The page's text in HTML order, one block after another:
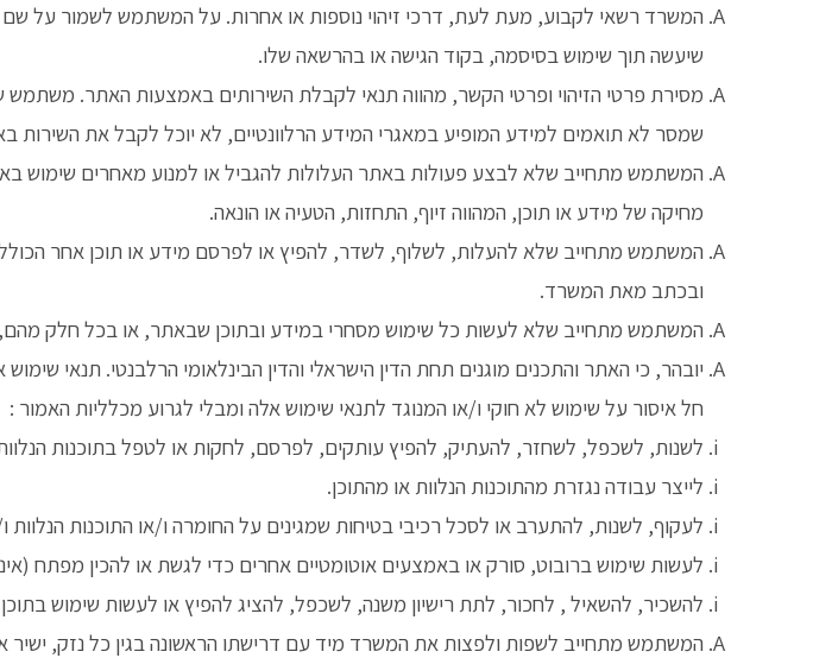
המשרד רשאי לקבוע, מעת לעת, דרכי זיהוי נוספות או אחרות. על המשתמש לשמור על
שיעשה תוך שימוש בסיסמה, בקוד הגישה או בהרשאה שלו.
מסירת פרטי הזיהוי ופרטי הקשר, מהווה תנאי לקבלת השירותים באמצעות האתר. משתמש
שמסר לא תואמים למידע המופיע במאגרי המידע הרלוונטיים, לא יוכל לקבל את השירות
המשתמש מתחייב שלא לבצע פעולות באתר העלולות להגביל או למנוע מאחרים שימוש
מחיקה של מידע או תוכן, המהווה זיוף, התחזות, הטעיה או הונאה.
המשתמש מתחייב שלא להעלות, לשלוף, לשדר, להפיץ או לפרסם מידע או תוכן אחר
ובכתב מאת המשרד.
המשתמש מתחייב שלא לעשות כל שימוש מסחרי במידע ובתוכן שבאתר, או בכל חלק
יובהר, כי האתר והתכנים מוגנים תחת הדין הישראלי והדין הבינלאומי הרלבנטי. תנאי
חל איסור על שימוש לא חוקי ו/או המנוגד לתנאי שימוש אלה ומבלי לגרוע מכלליות האמור :
לשנות, לשכפל, לשחזר, להעתיק, להפיץ עותקים, לפרסם, לחקות או לטפל בתוכנות
לייצר עבודה נגזרת מהתוכנות הנלוות או מהתוכן.
לעקוף, לשנות, להתערב או לסכל רכיבי בטיחות שמגינים על החומרה ו/או התוכנות הנלוות
לעשות שימוש ברובוט, סורק או באמצעים אוטומטיים אחרים כדי לגשת או להכין מפתח
להשכיר, להשאיל , לחכור, לתת רישיון משנה, לשכפל, להציג להפיץ או לעשות שימוש
המשתמש מתחייב לשפות ולפצות את המשרד מיד עם דרישתו הראשונה בגין כל נזק,